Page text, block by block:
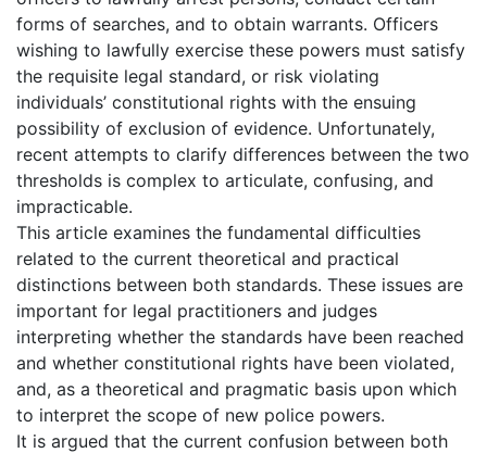
forms of searches, and to obtain warrants. Officers
wishing to lawfully exercise these powers must satisfy
the requisite legal standard, or risk violating
individuals’ constitutional rights with the ensuing
possibility of exclusion of evidence. Unfortunately,
recent attempts to clarify differences between the two
thresholds is complex to articulate, confusing, and
impracticable.
This article examines the fundamental difficulties
related to the current theoretical and practical
distinctions between both standards. These issues are
important for legal practitioners and judges
interpreting whether the standards have been reached
and whether constitutional rights have been violated,
and, as a theoretical and pragmatic basis upon which
to interpret the scope of new police powers.
It is argued that the current confusion between both